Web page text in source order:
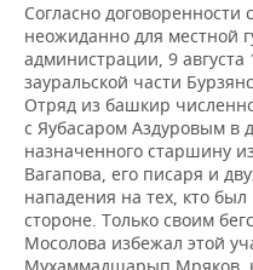
Согласно
неожиданно для местной
администрации, 9
зауральской части
Отряд из башкир
с Яубасаром Аздуровым в
назначенного старшину
Вагапова, его писаря и
нападения на тех, кто
стороне. Только своим
Мосолова избежал этой